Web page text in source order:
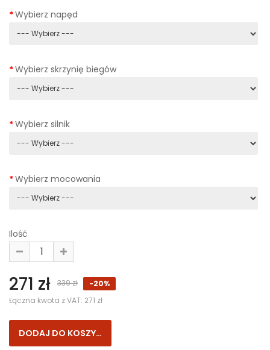
Wybierz napęd
Wybierz skrzynię biegów
Wybierz silnik
Wybierz mocowania
Ilość
271 zł 339 zł
-20%
Łączna kwota z VAT: 271 zł